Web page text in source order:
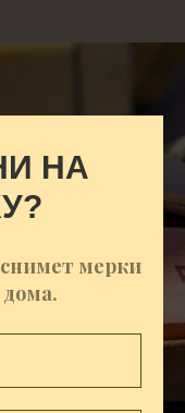
НА
мерки